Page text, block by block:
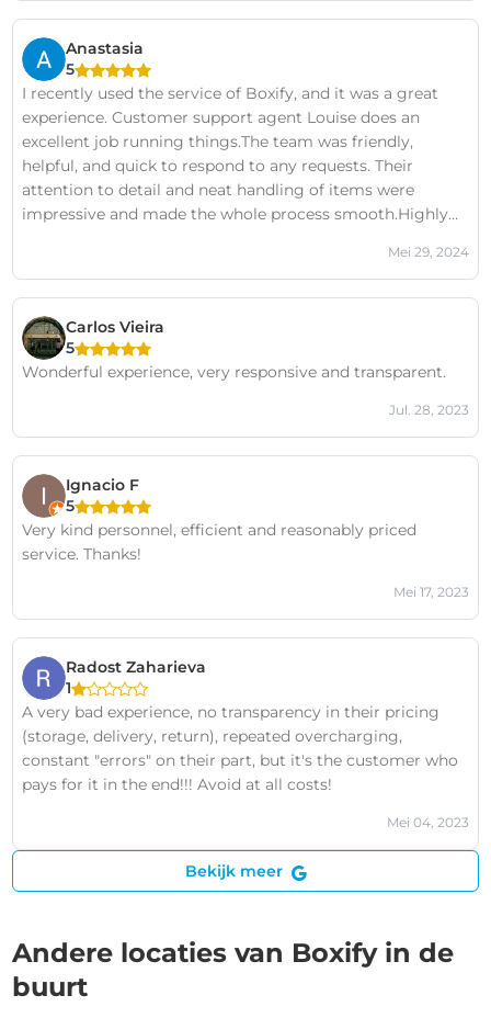
Anastasia
5
I recently used the service of Boxify, and it was a great
experience. Customer support agent Louise does an
excellent job running things.The team was friendly,
helpful, and quick to respond to any requests. Their
attention to detail and neat handling of items were
impressive and made the whole process smooth.Highly
Mei 29, 2024
Carlos Vieira
5
Wonderful experience, very responsive and transparent.
Jul. 28, 2023
Ignacio F
5
Very kind personnel, efficient and reasonably priced
service. Thanks!
Mei 17, 2023
Radost Zaharieva
1
A very bad experience, no transparency in their pricing
(storage, delivery, return), repeated overcharging,
constant "errors" on their part, but it's the customer who
pays for it in the end!!! Avoid at all costs!
Mei 04, 2023
Bekijk meer
Andere locaties van Boxify in de
buurt